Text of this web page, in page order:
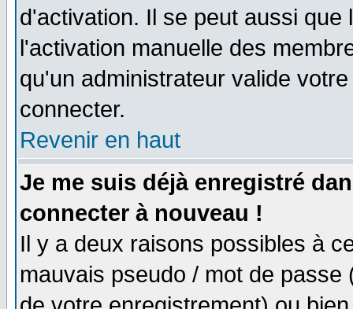
d'activation. Il se peut aussi
l'activation manuelle des
qu'un administrateur valide
connecter.
Revenir en haut
Je me suis déjà enregistré
connecter à nouveau !
Il y a deux raisons possibles à
mauvais pseudo / mot de